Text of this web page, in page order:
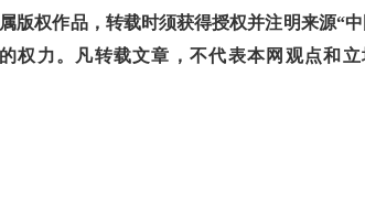
权作品，转载时须获得授权并注明来源“中
权力。凡转载文章，不代表本网观点和